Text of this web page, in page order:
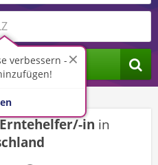
verbessern -
in in